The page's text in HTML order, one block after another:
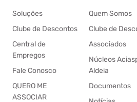
Soluções
Clube de Descontos
Central de
Empregos
Fale Conosco
QUERO ME
ASSOCIAR
Quem Somos
Clube de
Associados
Núcleos
Aldeia
Documentos